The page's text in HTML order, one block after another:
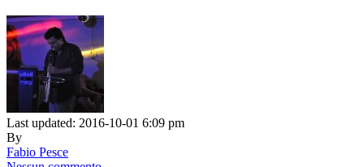
Last updated: 2016-10-01 6:09 pm
By
Fabio Pesce